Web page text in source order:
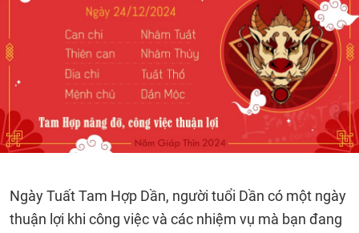
Ngày Tuất Tam Hợp Dần, người tuổi Dần có một ngày
thuận lợi khi công việc và các nhiệm vụ mà bạn đang